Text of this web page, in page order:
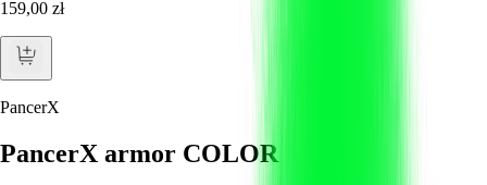
159,00 zł
PancerX
PancerX armor COLOR